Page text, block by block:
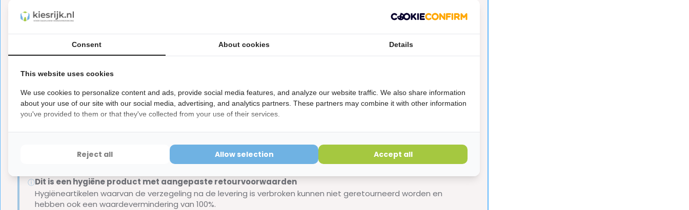
Het Curasept ADS 220 mondspoelmiddel bestaat uit de volgende ingrediënten: Aqua, Xylitol, Propylene Glycol, Peg-40
Sodium Citrate, C.I.4290.
Inhoud van de verpakking:
ⓘDit is een hygiëne product met aangepaste retourvoorwaarden
Hygiëneartikelen waarvan de verzegeling na de levering is verbroken kunnen niet geretourneerd worden en
hebben ook een waardevermindering van 100%.
Consent About cookies Details
This website uses cookies
We use cookies to personalize content and ads, provide social media features, and analyze our website traffic. We also share information
about your use of our site with our social media, advertising, and analytics partners. These partners may combine it with other information
you've provided to them or that they've collected from your use of their services.
Reject all Allow selection Accept all